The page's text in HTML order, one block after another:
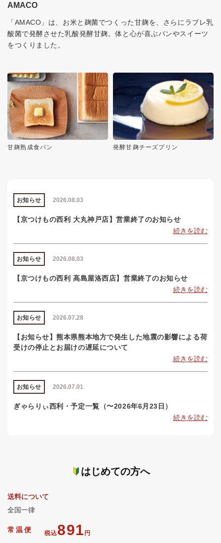
AMACO
「AMACO」は、お米と麹菌でつくった甘麹を、さらにラブレ乳
酸菌で発酵させた乳酸発酵甘麹。体と心が喜ぶパンやスイーツ
をつくりました。
甘麹熟成食パン 発酵甘麹チーズプリン
2026.08.03
お知らせ
【京つけもの西利 大丸神戸店】営業終了のお知らせ
続きを読む
2026.08.03
お知らせ
【京つけもの西利 高島屋洛西店】営業終了のお知らせ
続きを読む
2026.07.28
お知らせ
【お知らせ】熊本県熊本地方で発生した地震の影響による荷
受けの停止とお届けの遅延について
続きを読む
2026.07.01
お知らせ
ぎゃらりぃ西利・予定一覧（〜2026年6月23日）
続きを読む
はじめての方へ
送料について
全国一律
常温便 税込891 円